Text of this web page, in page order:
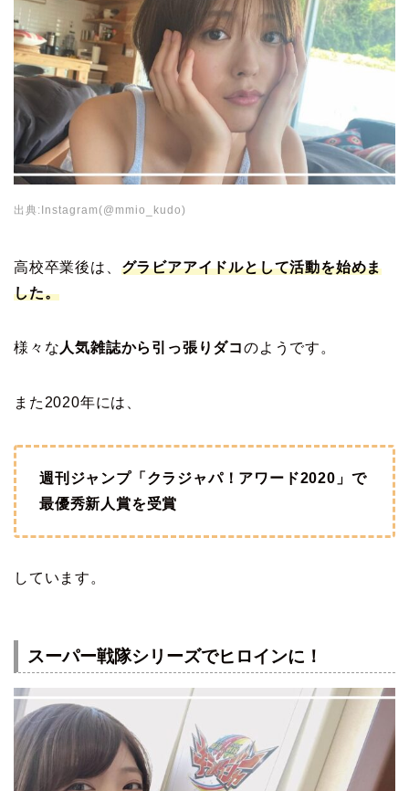
出典:Instagram(@mmio_kudo)
高校卒業後は、 グラビアアイドルとして活動を始めま
した。
様々な 人気雑誌から引っ張りダコのようです。
また2020年には、
週刊ジャンプ「クラジャパ！アワード2020」で
最優秀新人賞を受賞
しています。
スーパー戦隊シリーズでヒロインに！